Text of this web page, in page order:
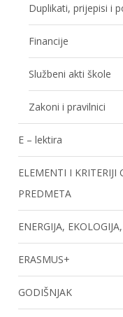
Duplikati, prijepisi i
Financije
Službeni akti škole
Zakoni i pravilnici
E – lektira
ELEMENTI I KRITERIJI
PREDMETA
ENERGIJA,
ERASMUS+
GODIŠNJAK